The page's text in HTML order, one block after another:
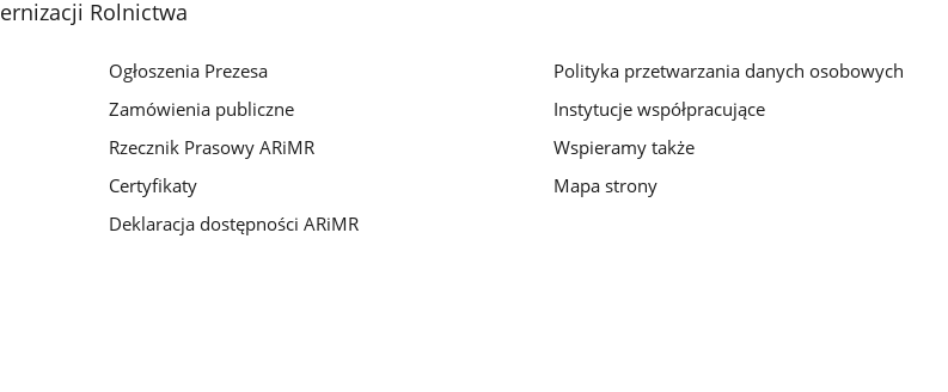
Rolnictwa
Ogłoszenia Prezesa
Zamówienia publiczne
Rzecznik Prasowy ARiMR
Certyfikaty
Deklaracja dostępności ARiMR
Polityka przetwarzania danych osobowych
Instytucje współpracujące
Wspieramy także
Mapa strony